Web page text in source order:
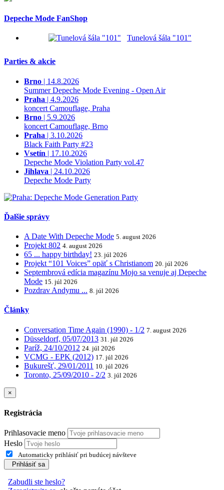
Depeche Mode FanShop
Tunelová šála "101"
Parties & akcie
Brno | 14.8.2026
Summer Depeche Mode Evening - Open Air
Praha | 4.9.2026
koncert Camouflage, Praha
Brno | 5.9.2026
koncert Camouflage, Brno
Praha | 3.10.2026
Black Faith Party #23
Vsetín | 17.10.2026
Depeche Mode Violation Party vol.47
Jihlava | 24.10.2026
Depeche Mode Party
Ďalšie správy
A Date With Depeche Mode 5. august 2026
Projekt 802 4. august 2026
65 ... happy birthday! 23. júl 2026
Projekt “101 Voices” opäť s Christianom 20. júl 2026
Septembrová edícia magazínu Mojo sa venuje aj Depeche
Mode 15. júl 2026
Pozdrav Andymu ... 8. júl 2026
Články
Conversation Time Again (1990) - 1/2 7. august 2026
Düsseldorf, 05/07/2013 31. júl 2026
Paríž, 24/10/2012 24. júl 2026
VCMG - EPK (2012) 17. júl 2026
Bukurešť, 29/01/2011 10. júl 2026
Toronto, 25/09/2010 - 2/2 3. júl 2026
×
Registrácia
Prihlasovacie meno
Heslo
Automaticky prihlásiť pri budúcej návšteve
Prihlásiť sa
Zabudli ste heslo?